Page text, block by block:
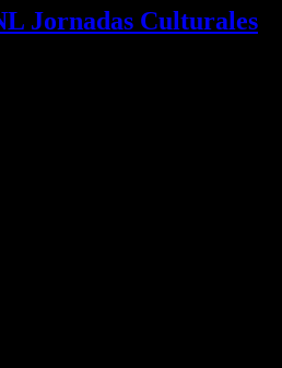
Jornadas Culturales